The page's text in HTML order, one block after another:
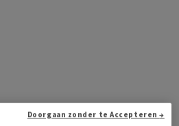
Doorgaan zonder te Accepteren →